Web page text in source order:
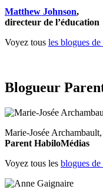
Matthew Johnson,
directeur de l’éducation
Voyez tous les blogues
Blogueur
Marie-Josée Archambault,
Parent HabiloMédias
Voyez tous les blogues de